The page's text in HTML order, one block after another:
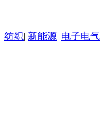
| 纺织| 新能源| 电子电气